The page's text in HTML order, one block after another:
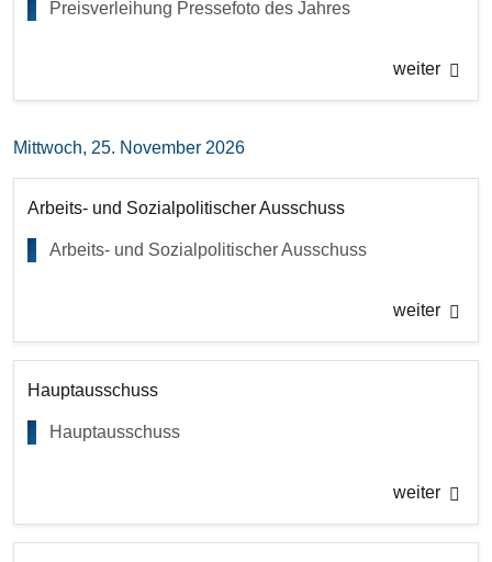
Preisverleihung Pressefoto des Jahres
weiter
Mittwoch, 25. November 2026
Arbeits- und Sozialpolitischer Ausschuss
Arbeits- und Sozialpolitischer Ausschuss
weiter
Hauptausschuss
Hauptausschuss
weiter